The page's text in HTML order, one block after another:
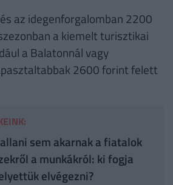
az idegenforgalomban 2200
a kiemelt turisztikai
a Balatonnál vagy
2600 forint felett
sem akarnak a fiatalok
a munkákról: ki fogja
elvégezni?